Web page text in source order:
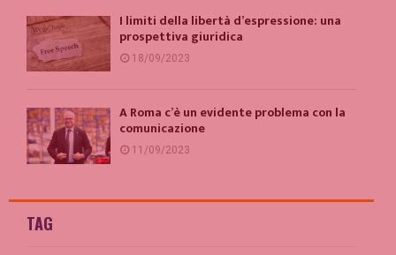
I limiti della libertà d’espressione: una
prospettiva giuridica
18/09/2023
A Roma c’è un evidente problema con la
comunicazione
11/09/2023
TAG